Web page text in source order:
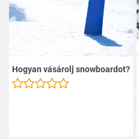
Hogyan vásárolj snowboardot?